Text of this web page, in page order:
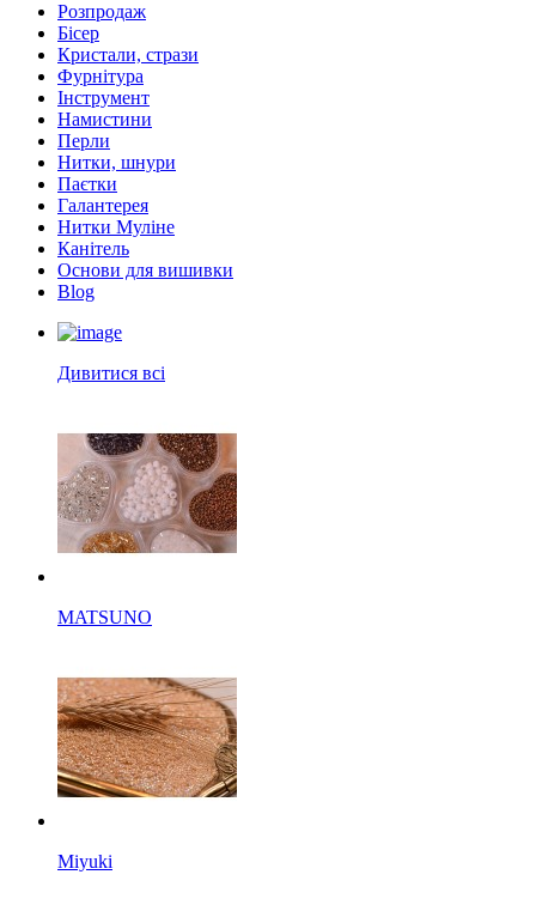
Розпродаж
Бісер
Кристали, стрази
Фурнітура
Інструмент
Намистини
Перли
Нитки, шнури
Паєтки
Галантерея
Нитки Муліне
Канітель
Основи для вишивки
Blog
Дивитися всі
MATSUNO
Miyuki